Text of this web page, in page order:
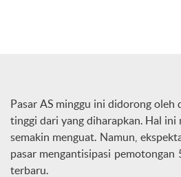
Pasar AS minggu ini didorong
tinggi dari yang diharapkan. Hal ini
semakin menguat. Namun,
pasar mengantisipasi
terbaru.